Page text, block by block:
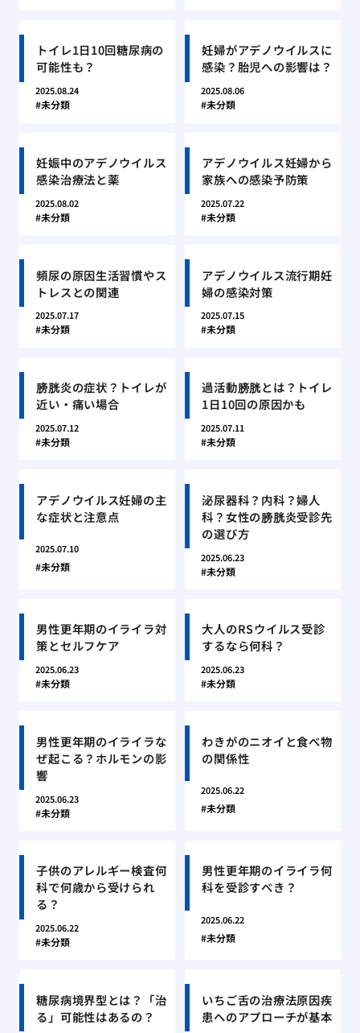
トイレ1日10回糖尿病の
可能性も？
2025.08.24
未分類
妊婦がアデノウイルスに
感染？胎児への影響は？
2025.08.06
未分類
妊娠中のアデノウイルス
感染治療法と薬
2025.08.02
未分類
アデノウイルス妊婦から
家族への感染予防策
2025.07.22
未分類
頻尿の原因生活習慣やス
トレスとの関連
2025.07.17
未分類
アデノウイルス流行期妊
婦の感染対策
2025.07.15
未分類
膀胱炎の症状？トイレが
近い・痛い場合
2025.07.12
未分類
過活動膀胱とは？トイレ
1日10回の原因かも
2025.07.11
未分類
アデノウイルス妊婦の主
な症状と注意点
2025.07.10
未分類
泌尿器科？内科？婦人
科？女性の膀胱炎受診先
の選び方
2025.06.23
未分類
男性更年期のイライラ対
策とセルフケア
2025.06.23
未分類
大人のRSウイルス受診
するなら何科？
2025.06.23
未分類
男性更年期のイライラな
ぜ起こる？ホルモンの影
響
2025.06.23
未分類
わきがのニオイと食べ物
の関係性
2025.06.22
未分類
子供のアレルギー検査何
科で何歳から受けられ
る？
2025.06.22
未分類
男性更年期のイライラ何
科を受診すべき？
2025.06.22
未分類
糖尿病境界型とは？「治
る」可能性はあるの？
いちご舌の治療法原因疾
患へのアプローチが基本